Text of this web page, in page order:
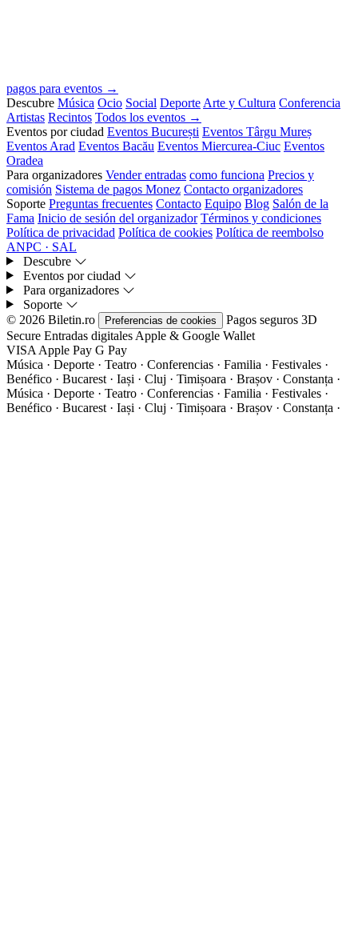
pagos para eventos →
Descubre Música Ocio Social Deporte Arte y Cultura Conferencia
Artistas Recintos Todos los eventos →
Eventos por ciudad Eventos București Eventos Târgu Mureș
Eventos Arad Eventos Bacău Eventos Miercurea-Ciuc Eventos
Oradea
Para organizadores Vender entradas como funciona Precios y
comisión Sistema de pagos Monez Contacto organizadores
Soporte Preguntas frecuentes Contacto Equipo Blog Salón de la
Fama Inicio de sesión del organizador Términos y condiciones
Política de privacidad Política de cookies Política de reembolso
ANPC · SAL
Descubre
Eventos por ciudad
Para organizadores
Soporte
© 2026 Biletin.ro
Preferencias de cookies Pagos seguros 3D
Secure Entradas digitales Apple & Google Wallet
VISA Apple Pay G Pay
Música · Deporte · Teatro · Conferencias · Familia · Festivales ·
Benéfico · Bucarest · Iași · Cluj · Timișoara · Brașov · Constanța ·
Música · Deporte · Teatro · Conferencias · Familia · Festivales ·
Benéfico · Bucarest · Iași · Cluj · Timișoara · Brașov · Constanța ·